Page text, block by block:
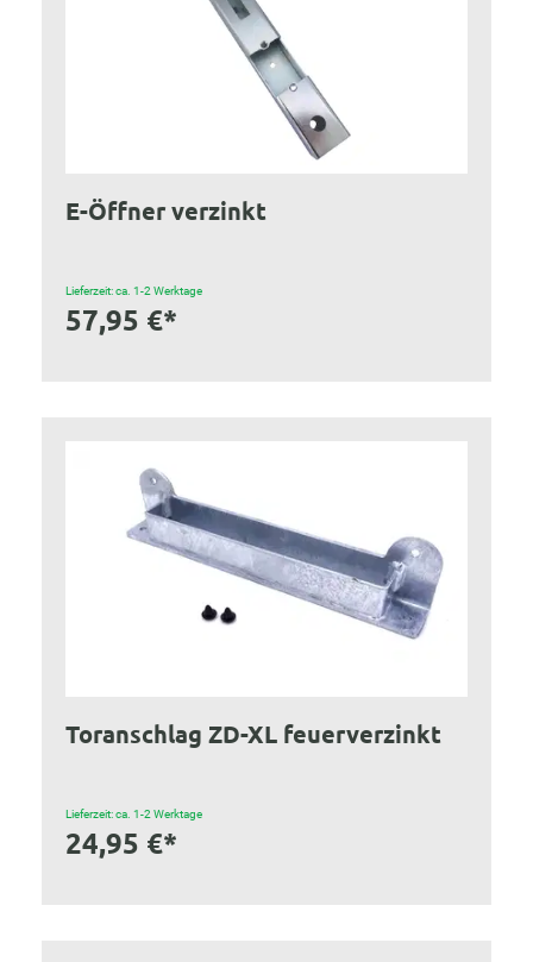
E-Öffner verzinkt
Lieferzeit: ca. 1-2 Werktage
57,95 €*
Toranschlag ZD-XL feuerverzinkt
Lieferzeit: ca. 1-2 Werktage
24,95 €*